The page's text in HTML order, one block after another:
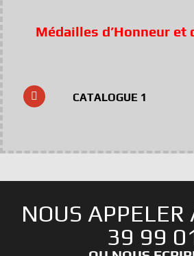
Médailles d’Honneur et
CATALOGUE 1
NOUS
39 99